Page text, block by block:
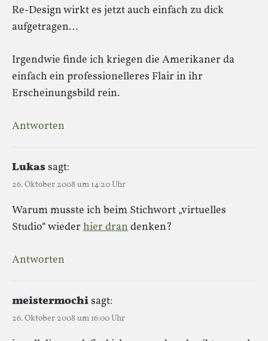
Re-Design wirkt es jetzt auch einfach zu dick
aufgetragen…
Irgendwie finde ich kriegen die Amerikaner da
einfach ein professionelleres Flair in ihr
Erscheinungsbild rein.
Antworten
Lukassagt:
26. Oktober 2008 um 14:20 Uhr
Warum musste ich beim Stichwort „virtuelles
Studio“ wieder hier drandenken?
Antworten
meistermochisagt:
26. Oktober 2008 um 16:00 Uhr